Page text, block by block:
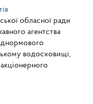
обласної ради
агентства
водосховищі,